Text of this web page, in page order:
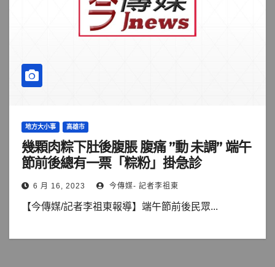
地方大小事 高雄市
幾顆肉粽下肚後腹脹 腹痛 ”動 未調” 端午
節前後總有一票「粽粉」掛急診
6 月 16, 2023 今傳媒- 記者李祖東
【今傳媒/記者李祖東報導】端午節前後民眾...